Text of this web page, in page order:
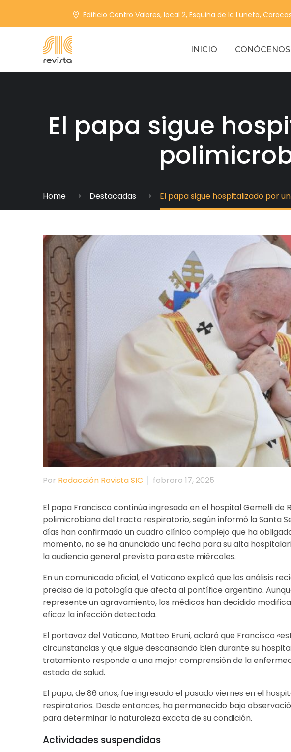
Edificio Centro Valores, local 2, Esquina de la Luneta,
INICIO CONÓCENOS
El papa sigue
Home Destacadas El papa sigue hospitalizado por
Por Redacción Revista SIC febrero 17, 2025
El papa Francisco continúa ingresado en el hospital Gemelli de
polimicrobiana del tracto respiratorio, según informó la Santa
días han confirmado un cuadro clínico complejo que ha
momento, no se ha anunciado una fecha para su alta
la audiencia general prevista para este miércoles.
En un comunicado oficial, el Vaticano explicó que los análisis
precisa de la patología que afecta al pontífice argentino.
represente un agravamiento, los médicos han decidido
eficaz la infección detectada.
El portavoz del Vaticano, Matteo Bruni, aclaró que Francisco
circunstancias y que sigue descansando bien durante su
tratamiento responde a una mejor comprensión de la
estado de salud.
El papa, de 86 años, fue ingresado el pasado viernes en el
respiratorios. Desde entonces, ha permanecido bajo
para determinar la naturaleza exacta de su condición.
Actividades suspendidas